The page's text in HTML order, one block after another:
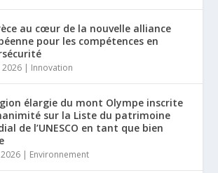
au cœur de la nouvelle alliance
pour les compétences en
2026 | Innovation
élargie du mont Olympe inscrite
sur la Liste du patrimoine
de l’UNESCO en tant que bien
2026 | Environnement